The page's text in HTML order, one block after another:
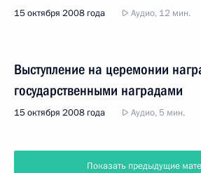
15 октября 2008 года Аудио, 12 мин.
Выступление на церемонии
государственными наградами
15 октября 2008 года Аудио, 5 мин.
Показать предыдущие